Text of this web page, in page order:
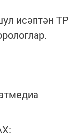
исәптән ТР